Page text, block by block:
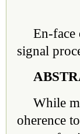
En-face
signal
While
oherence